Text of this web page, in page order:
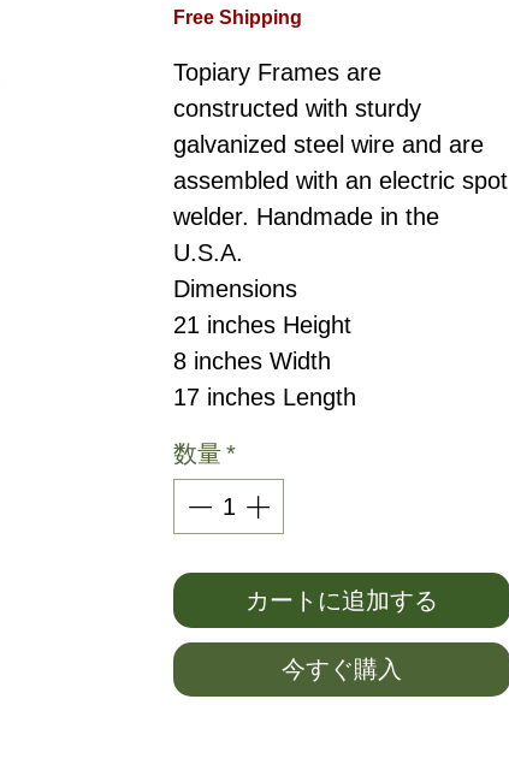
Free Shipping
Topiary Frames are
constructed with sturdy
galvanized steel wire and are
assembled with an electric spot
welder. Handmade in the
U.S.A.
Dimensions
21 inches Height
8 inches Width
17 inches Length
数量*
カートに追加する
今すぐ購入